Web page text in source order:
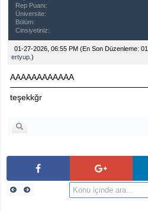
Rep Puanı:
Üniversite:
Bölüm:
Cinsiyetiniz:
01-27-2026, 06:55 PM (En Son Düzenleme:
ertyup.)
AAAAAAAAAAAA
teşekkğr